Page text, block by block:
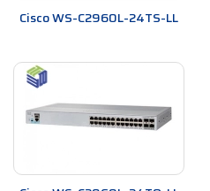
Cisco WS-C2960L-24TS-LL